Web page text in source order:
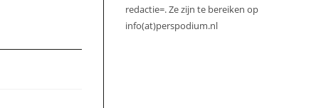
redactie=. Ze zijn te bereiken op
info(at)perspodium.nl